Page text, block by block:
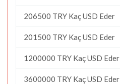
206500 TRY Kaç USD Eder
201500 TRY Kaç USD Eder
1200000 TRY Kaç USD Eder
3600000 TRY Kaç USD Eder